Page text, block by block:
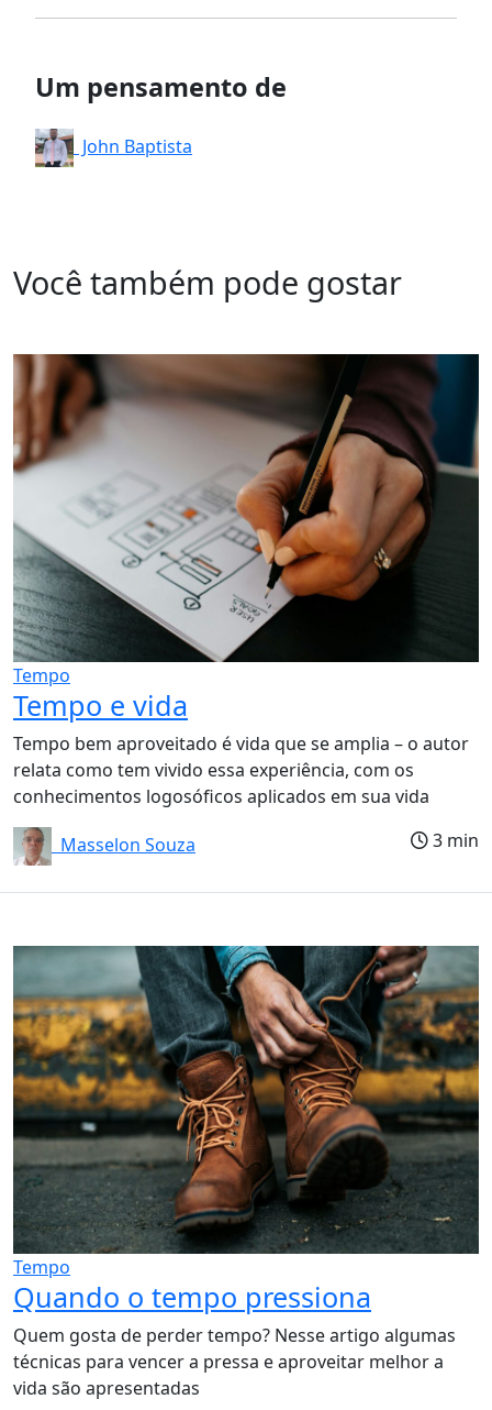
Um pensamento de
John Baptista
Você também pode gostar
Tempo
Tempo e vida
Tempo bem aproveitado é vida que se amplia – o autor
relata como tem vivido essa experiência, com os
conhecimentos logosóficos aplicados em sua vida
Masselon Souza
3 min
Tempo
Quando o tempo pressiona
Quem gosta de perder tempo? Nesse artigo algumas
técnicas para vencer a pressa e aproveitar melhor a
vida são apresentadas